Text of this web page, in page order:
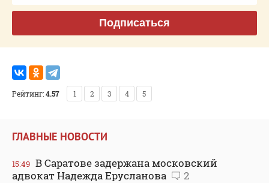
Подписаться
Рейтинг:4.57 1 2 3 4 5
ГЛАВНЫЕ НОВОСТИ
15:49 В Саратове задержана московский
адвокат Надежда Ерусланова
2